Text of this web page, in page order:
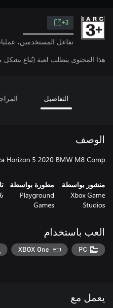
3+
تفاعل المستخدمين،
هذا المحتوى يتطلب لعبة (تُباع
التفاصيل
الوصف
Horizon 5 2020 BMW M8 Comp
منشور بواسطة
Xbox Game
Studios
مطورة بواسطة
Playground
Games
العب باستخدام
PC
XBOX One
يعمل مع